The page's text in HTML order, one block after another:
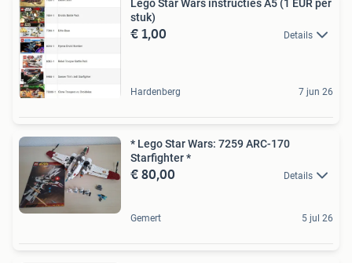
Lego Star Wars instructies A5 (1 EUR per
stuk)
€ 1,00 Details
Hardenberg 7 jun 26
* Lego Star Wars: 7259 ARC-170
Starfighter *
€ 80,00 Details
Gemert 5 jul 26